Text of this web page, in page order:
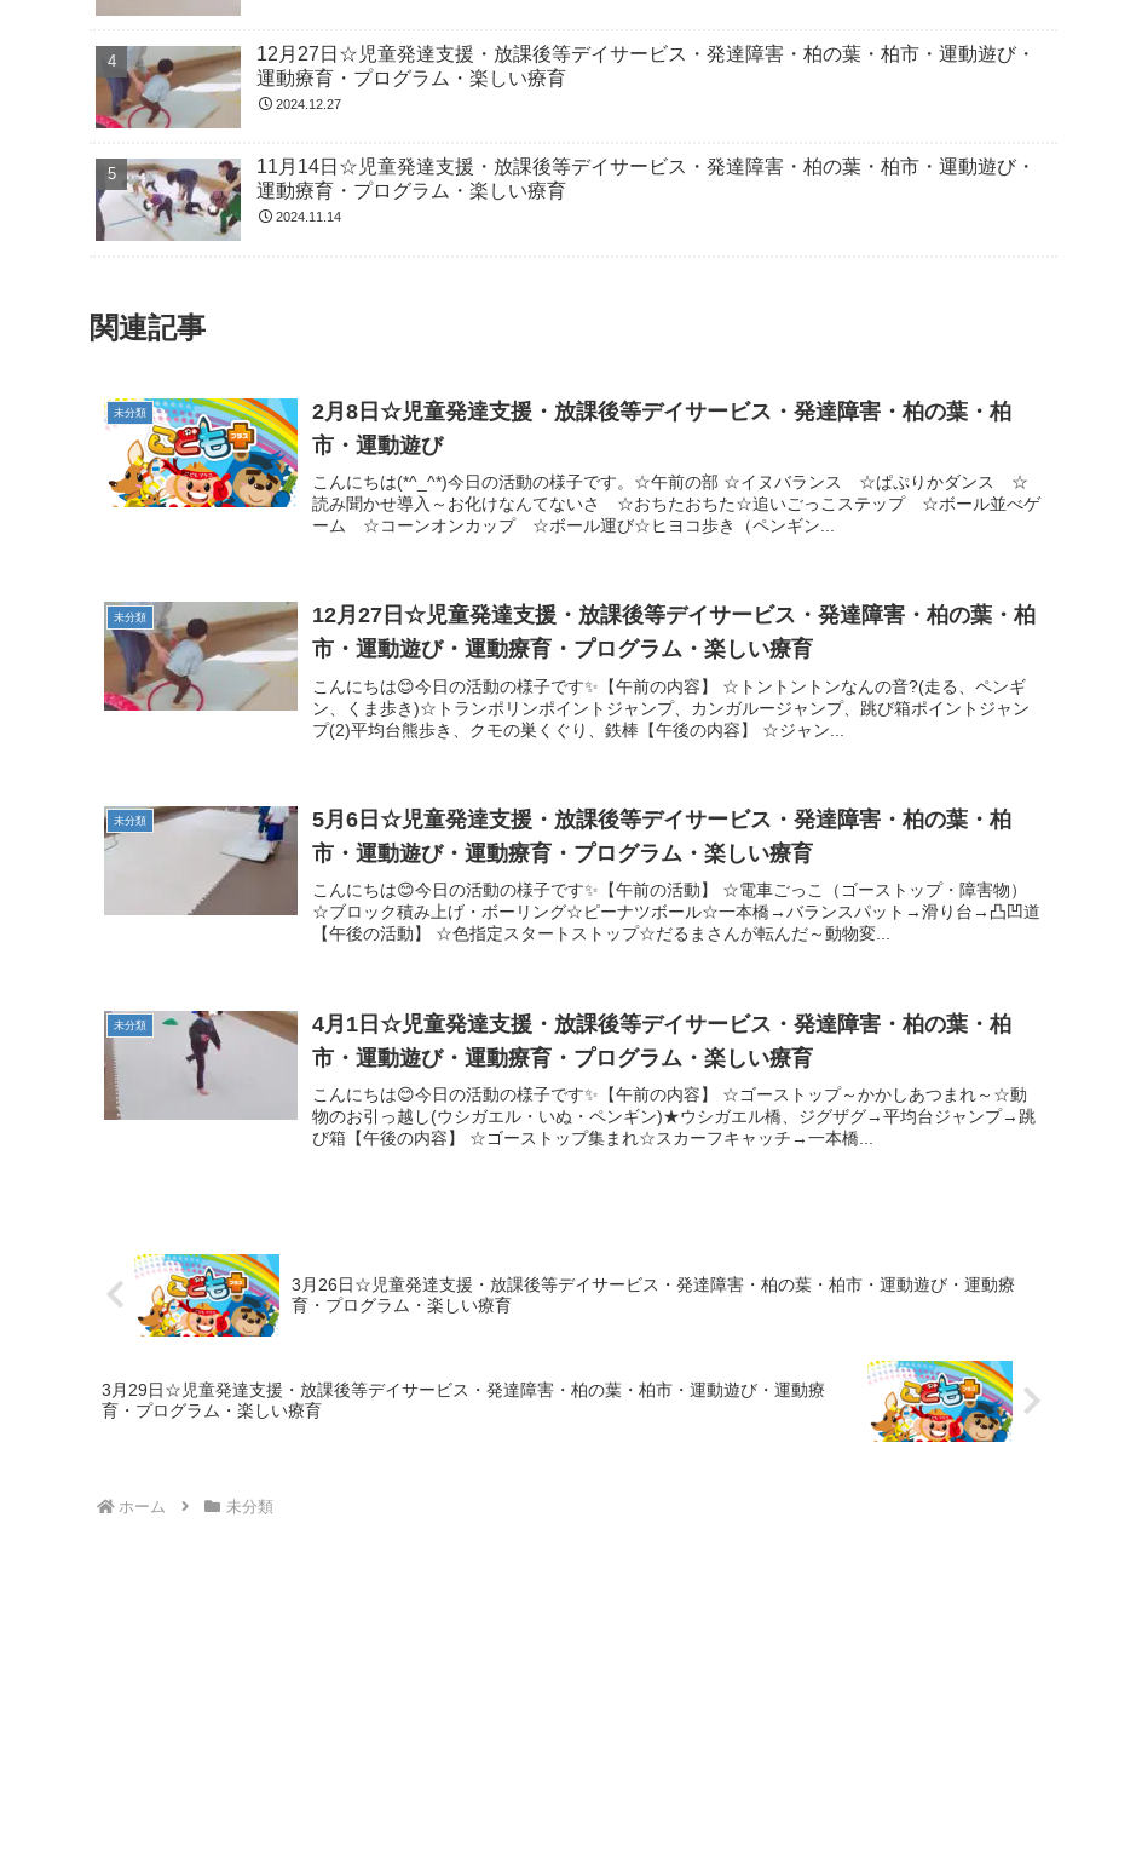
12月27日☆児童発達支援・放課後等デイサービス・発達障害・柏の葉・柏市・運動遊び・
運動療育・プログラム・楽しい療育
2024.12.27
11月14日☆児童発達支援・放課後等デイサービス・発達障害・柏の葉・柏市・運動遊び・
運動療育・プログラム・楽しい療育
2024.11.14
関連記事
未分類
2月8日☆児童発達支援・放課後等デイサービス・発達障害・柏の葉・柏
市・運動遊び
こんにちは(*^_^*)今日の活動の様子です。☆午前の部 ☆イヌバランス ☆ぱぷりかダンス ☆
読み聞かせ導入～お化けなんてないさ ☆おちたおちた☆追いごっこステップ ☆ボール並べゲ
ーム ☆コーンオンカップ ☆ボール運び☆ヒヨコ歩き（ペンギン...
未分類
12月27日☆児童発達支援・放課後等デイサービス・発達障害・柏の葉・柏
市・運動遊び・運動療育・プログラム・楽しい療育
こんにちは😊今日の活動の様子です✨【午前の内容】 ☆トントントンなんの音?(走る、ペンギ
ン、くま歩き)☆トランポリンポイントジャンプ、カンガルージャンプ、跳び箱ポイントジャン
プ(2)平均台熊歩き、クモの巣くぐり、鉄棒【午後の内容】 ☆ジャン...
未分類
5月6日☆児童発達支援・放課後等デイサービス・発達障害・柏の葉・柏
市・運動遊び・運動療育・プログラム・楽しい療育
こんにちは😊今日の活動の様子です✨【午前の活動】 ☆電車ごっこ（ゴーストップ・障害物）
☆ブロック積み上げ・ボーリング☆ピーナツボール☆一本橋→バランスパット→滑り台→凸凹道
【午後の活動】 ☆色指定スタートストップ☆だるまさんが転んだ～動物変...
未分類
4月1日☆児童発達支援・放課後等デイサービス・発達障害・柏の葉・柏
市・運動遊び・運動療育・プログラム・楽しい療育
こんにちは😊今日の活動の様子です✨【午前の内容】 ☆ゴーストップ～かかしあつまれ～☆動
物のお引っ越し(ウシガエル・いぬ・ペンギン)★ウシガエル橋、ジグザグ→平均台ジャンプ→跳
び箱【午後の内容】 ☆ゴーストップ集まれ☆スカーフキャッチ→一本橋...
3月26日☆児童発達支援・放課後等デイサービス・発達障害・柏の葉・柏市・運動遊び・運動療
育・プログラム・楽しい療育
3月29日☆児童発達支援・放課後等デイサービス・発達障害・柏の葉・柏市・運動遊び・運動療
育・プログラム・楽しい療育
ホーム 未分類